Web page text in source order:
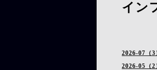
2026-07（3
2026-05（2
イン